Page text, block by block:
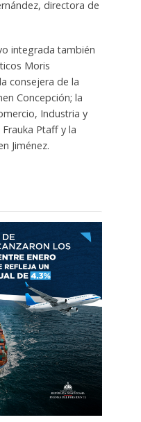
directora de
integrada también
Moris
consejera de la
Concepción; la
Industria y
Ptaff y la
Jiménez.